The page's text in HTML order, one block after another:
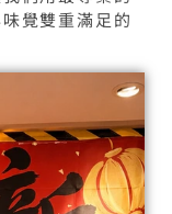
覺雙重滿足的